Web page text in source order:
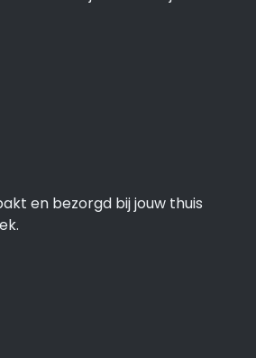
en bezorgd bij jouw thuis